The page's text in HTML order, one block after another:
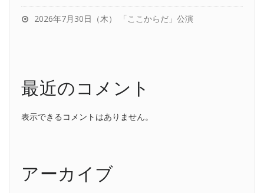
2026年7月30日（木） 「ここからだ」公演
最近のコメント
表示できるコメントはありません。
アーカイブ